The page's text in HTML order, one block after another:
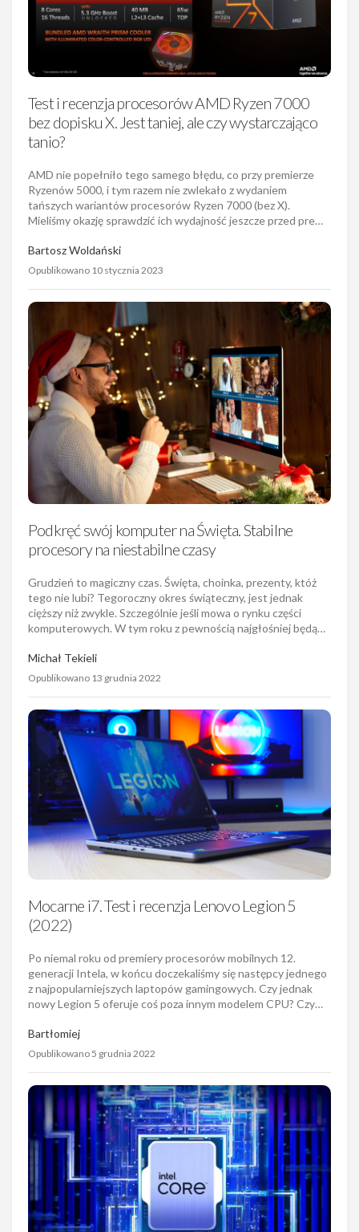
Test i recenzja procesorów AMD Ryzen 7000
bez dopisku X. Jest taniej, ale czy wystarczająco
tanio?
AMD nie popełniło tego samego błędu, co przy premierze
Ryzenów 5000, i tym razem nie zwlekało z wydaniem
tańszych wariantów procesorów Ryzen 7000 (bez X).
Mieliśmy okazję sprawdzić ich wydajność jeszcze przed pre…
Bartosz Woldański
Opublikowano 10 stycznia 2023
Podkręć swój komputer na Święta. Stabilne
procesory na niestabilne czasy
Grudzień to magiczny czas. Święta, choinka, prezenty, któż
tego nie lubi? Tegoroczny okres świąteczny, jest jednak
cięższy niż zwykle. Szczególnie jeśli mowa o rynku części
komputerowych. W tym roku z pewnością najgłośniej będą…
Michał Tekieli
Opublikowano 13 grudnia 2022
Mocarne i7. Test i recenzja Lenovo Legion 5
(2022)
Po niemal roku od premiery procesorów mobilnych 12.
generacji Intela, w końcu doczekaliśmy się następcy jednego
z najpopularniejszych laptopów gamingowych. Czy jednak
nowy Legion 5 oferuje coś poza innym modelem CPU? Czy…
Bartłomiej
Opublikowano 5 grudnia 2022